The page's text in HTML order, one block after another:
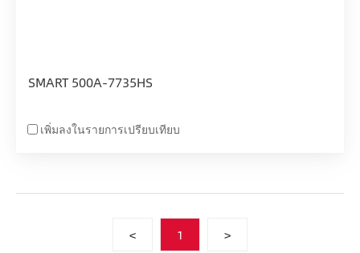
SMART 500A-7735HS
เพิ่มลงในรายการเปรียบเทียบ
< 1 >